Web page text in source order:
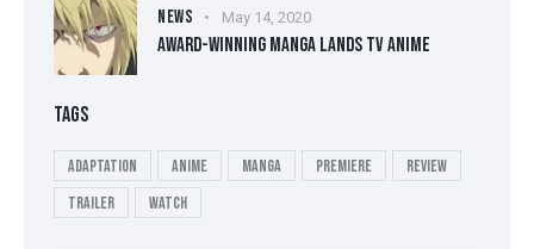
NEWS May 14, 2020
AWARD-WINNING MANGA LANDS TV ANIME
TAGS
Adaptation Anime Manga Premiere
Review
Trailer
Watch